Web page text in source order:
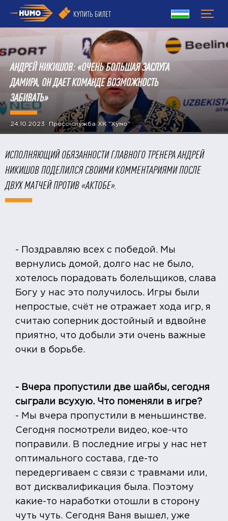
КУПИТЬ БИЛЕТ
АНДРЕЙ НИКИШОВ: «ОЧЕНЬ БОЛЬШАЯ ЗАСЛУГА
ДАМИРА, ОН ДАЕТ КОМАНДЕ ВОЗМОЖНОСТЬ
ЗАБИВАТЬ»
24.10.2023 Пресс-служба ХК "Хумо"
ИСПОЛНЯЮЩИЙ ОБЯЗАННОСТИ ГЛАВНОГО ТРЕНЕРА АНДРЕЙ
НИКИШОВ ПОДЕЛИЛСЯ СВОИМИ КОММЕНТАРИЯМИ ПОСЛЕ
ДВУХ МАТЧЕЙ ПРОТИВ «АКТОБЕ».
- Поздравляю всех с победой. Мы
вернулись домой, долго нас не было,
хотелось порадовать болельщиков, слава
Богу у нас это получилось. Игры были
непростые, счёт не отражает хода игр, я
считаю соперник достойный и вдвойне
приятно, что добыли эти очень важные
очки в борьбе.
- Вчера пропустили две шайбы, сегодня
сыграли всухую. Что поменяли в игре?
- Мы вчера пропустили в меньшинстве.
Сегодня посмотрели видео, кое-что
поправили. В последние игры у нас нет
оптимального состава, где-то
передергиваем с связи с травмами или,
вот дисквалификация была. Поэтому
какие-то наработки отошли в сторону
чуть чуть. Сегодня Ваня вышел, уже